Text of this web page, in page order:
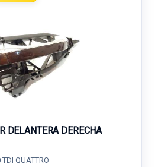
DELANTERA DERECHA
QUATTRO